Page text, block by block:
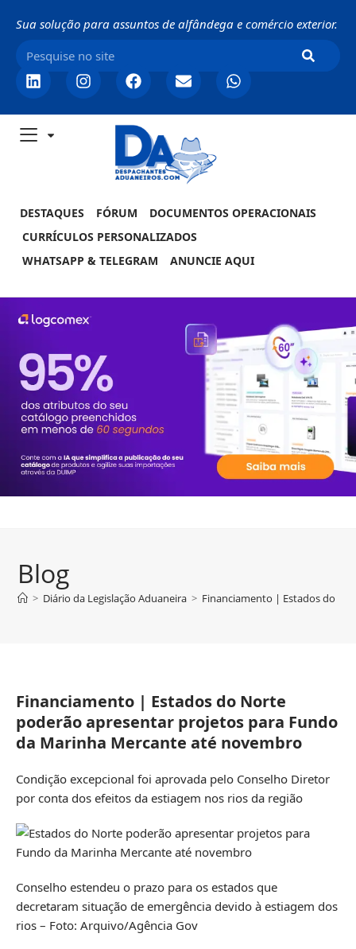
Sua solução para assuntos de alfândega e comércio exterior.
DESTAQUES FÓRUM
DOCUMENTOS OPERACIONAIS
CURRÍCULOS PERSONALIZADOS
WHATSAPP & TELEGRAM
ANUNCIE AQUI
Blog
> Diário da Legislação Aduaneira > Financiamento | Estados do
Financiamento | Estados do Norte
poderão apresentar projetos para Fundo
da Marinha Mercante até novembro
Condição excepcional foi aprovada pelo Conselho Diretor
por conta dos efeitos da estiagem nos rios da região
Conselho estendeu o prazo para os estados que
decretaram situação de emergência devido à estiagem dos
rios – Foto: Arquivo/Agência Gov